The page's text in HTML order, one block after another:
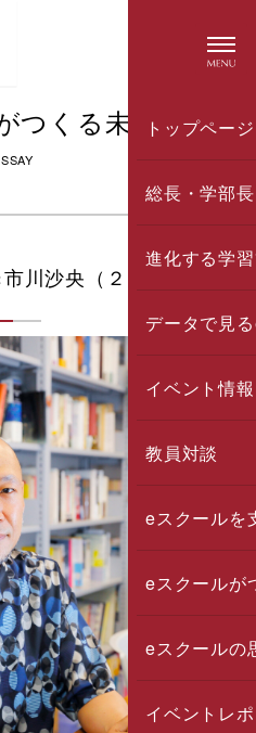
トップページ
総長・学部
進化する学
データで見
イベント情報
教員対談
eスクールを
eスクールが
eスクールの
イベントレ
つくる未来
川沙央（２）